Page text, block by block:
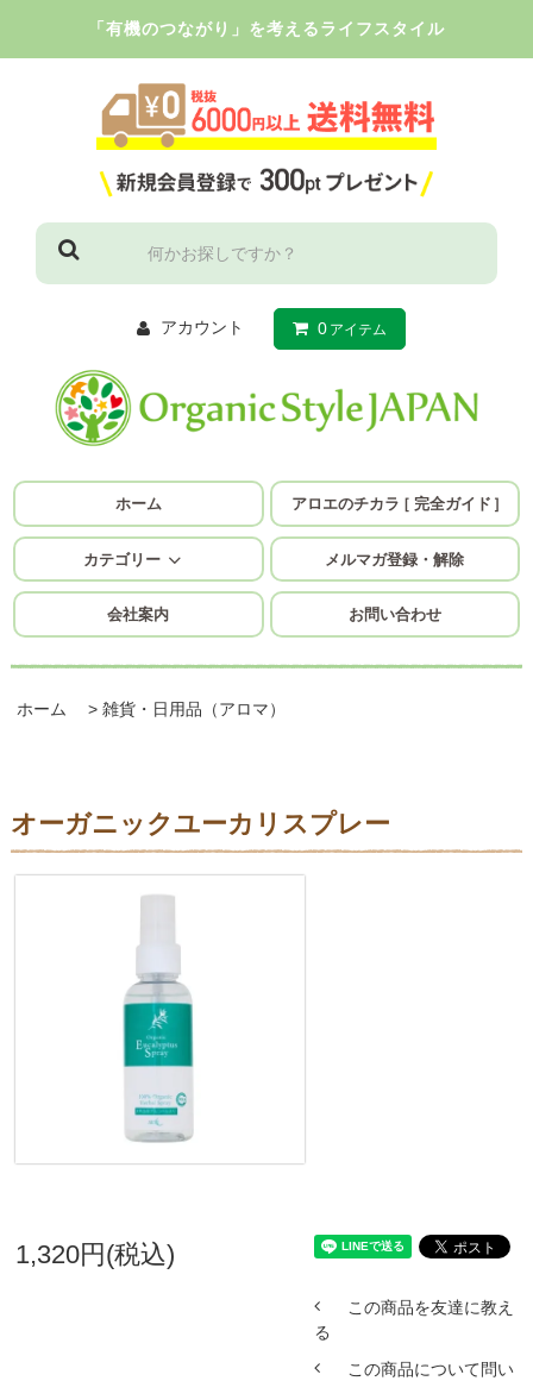
「有機のつながり」を考えるライフスタイル
アカウント 0 アイテム
ホーム アロエのチカラ［完全ガイド］
カテゴリー メルマガ登録・解除
会社案内 お問い合わせ
ホーム > 雑貨・日用品（アロマ）
オーガニックユーカリスプレー
1,320円(税込)
この商品を友達に教え
る
この商品について問い